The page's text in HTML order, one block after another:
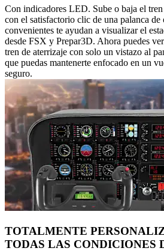
Con indicadores LED. Sube o baja el
con el satisfactorio clic de una palanca
convenientes te ayudan a visualizar el
desde FSX y Prepar3D. Ahora puedes
tren de aterrizaje con solo un vistazo al
que puedas mantenerte enfocado en un
seguro.
TOTALMENTE
TODAS LAS CONDICIONES